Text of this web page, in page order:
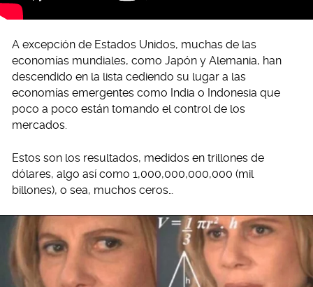
A excepción de Estados Unidos, muchas de las
economías mundiales, como Japón y Alemania, han
descendido en la lista cediendo su lugar a las
economías emergentes como India o Indonesia que
poco a poco están tomando el control de los
mercados.
Estos son los resultados, medidos en trillones de
dólares, algo así como 1,000,000,000,000 (mil
billones), o sea, muchos ceros…